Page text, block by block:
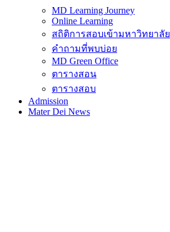
MD Learning Journey
Online Learning
สถิติการสอบเข้ามหาวิทยาลัย
คำถามที่พบบ่อย
MD Green Office
ตารางสอน
ตารางสอบ
Admission
Mater Dei News